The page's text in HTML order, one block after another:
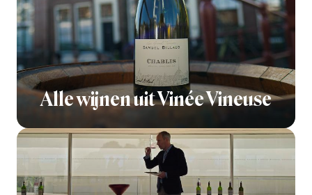
Alle wijnen uit Vinée Vineuse